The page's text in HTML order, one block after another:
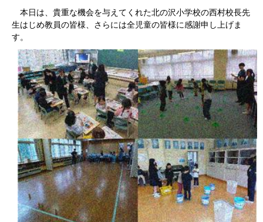
本日は、貴重な機会を与えてくれた北の沢小学校の西村校長先
生はじめ教員の皆様、さらには全児童の皆様に感謝申し上げま
す。